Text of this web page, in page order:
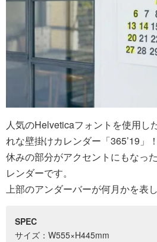
人気のHelveticaフォントを使用し
れな壁掛けカレンダー「365’19」！
休みの部分がアクセントにもなっ
レンダーです。
上部のアンダーバーが何月かを表し
SPEC
サイズ：W555×H445mm